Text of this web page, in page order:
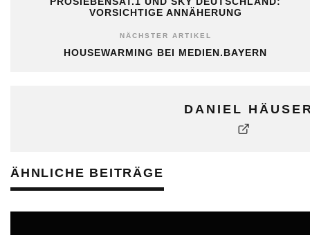
VORSICHTIGE ANNÄHERUNG
NÄCHSTER ARTIKEL
HOUSEWARMING BEI MEDIEN.BAYERN
DANIEL
ÄHNLICHE BEITRÄGE